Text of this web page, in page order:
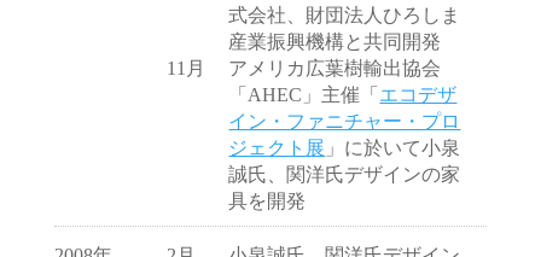
式会社、財団法人ひろしま
産業振興機構と共同開発
11月
アメリカ広葉樹輸出協会
「AHEC」主催「 エコデザ
イン・ファニチャー・プロ
ジェクト展 」に於いて小泉
誠氏、関洋氏デザインの家
具を開発